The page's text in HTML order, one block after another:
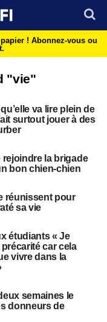
! Abonnez-vous ou
"vie"
va lire plein de
surtout jouer à des
rejoindre la brigade
bon chien-chien
réunissent pour
sa vie
étudiants « Je
précarité car cela
vivre dans la
semaines le
donneurs de